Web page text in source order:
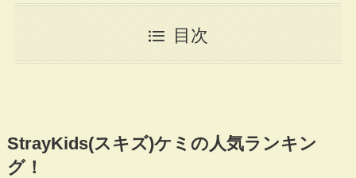
目次
StrayKids(スキズ)ケミの人気ランキン
グ！